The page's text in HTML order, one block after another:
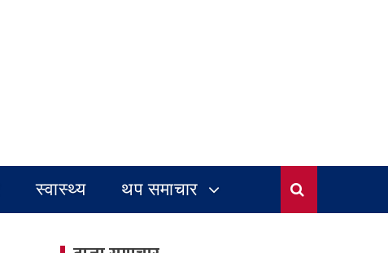
स्वास्थ्य थप समाचार